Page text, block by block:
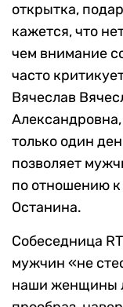
открытка,
кажется, что
чем внимание
часто
Вячеслав
только один
позволяет
по отношению
Останина.
Собеседница
мужчин «не
наши женщины